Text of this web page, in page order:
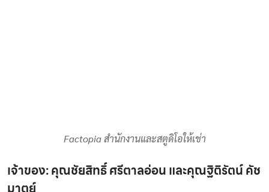
Factopia สำนักงานและสตูดิโอให้เช่า
เจ้าของ: คุณชัยสิทธิ์ ศรีตาลอ่อน และคุณฐิติรัตน์ คัช